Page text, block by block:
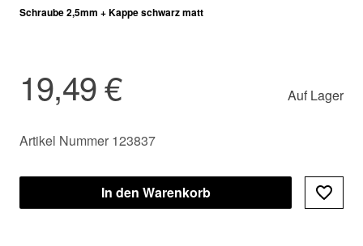
Schraube 2,5mm + Kappe schwarz matt
19,49 € Auf Lager
Artikel Nummer 123837
In den Warenkorb